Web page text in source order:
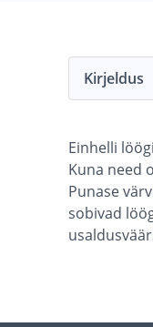
Kirjeldus
Einhelli
Kuna need
Punase
sobivad